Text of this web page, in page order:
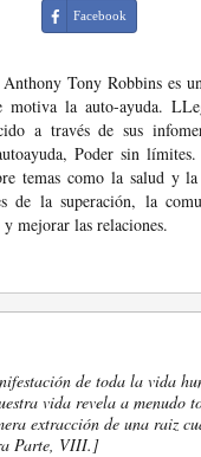
Facebook
Anthony Tony Robbins es
motiva la auto-ayuda.
a través de sus
Poder sin límites.
temas como la salud y la
de la superación, la
y mejorar las relaciones.
de toda la vida
vida revela a menudo
extracción de una raiz
Parte, VIII.]